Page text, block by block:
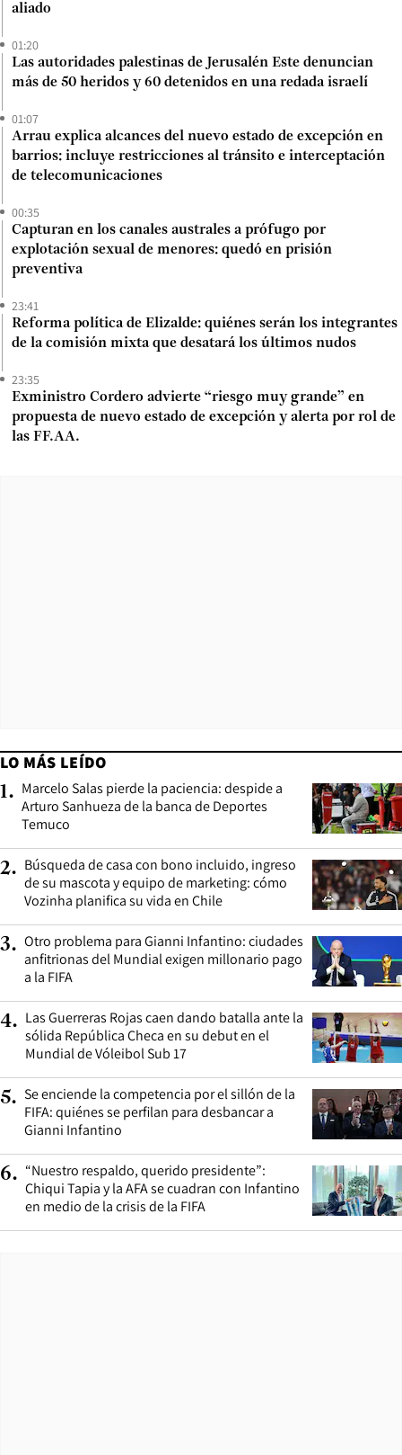
aliado
01:20
Las autoridades palestinas de Jerusalén Este denuncian
más de 50 heridos y 60 detenidos en una redada israelí
01:07
Arrau explica alcances del nuevo estado de excepción en
barrios: incluye restricciones al tránsito e interceptación
de telecomunicaciones
00:35
Capturan en los canales australes a prófugo por
explotación sexual de menores: quedó en prisión
preventiva
23:41
Reforma política de Elizalde: quiénes serán los integrantes
de la comisión mixta que desatará los últimos nudos
23:35
Exministro Cordero advierte “riesgo muy grande” en
propuesta de nuevo estado de excepción y alerta por rol de
las FF.AA.
LO MÁS LEÍDO
1. Marcelo Salas pierde la paciencia: despide a
Arturo Sanhueza de la banca de Deportes
Temuco
2. Búsqueda de casa con bono incluido, ingreso
de su mascota y equipo de marketing: cómo
Vozinha planifica su vida en Chile
3. Otro problema para Gianni Infantino: ciudades
anfitrionas del Mundial exigen millonario pago
a la FIFA
4. Las Guerreras Rojas caen dando batalla ante la
sólida República Checa en su debut en el
Mundial de Vóleibol Sub 17
5. Se enciende la competencia por el sillón de la
FIFA: quiénes se perfilan para desbancar a
Gianni Infantino
6. “Nuestro respaldo, querido presidente”:
Chiqui Tapia y la AFA se cuadran con Infantino
en medio de la crisis de la FIFA